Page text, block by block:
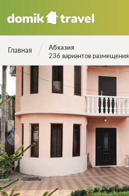
Главная
Абхазия
236 вариантов размещения